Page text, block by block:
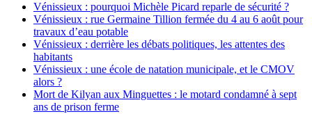
Vénissieux : pourquoi Michèle Picard reparle de sécurité ?
Vénissieux : rue Germaine Tillion fermée du 4 au 6 août pour
travaux d’eau potable
Vénissieux : derrière les débats politiques, les attentes des
habitants
Vénissieux : une école de natation municipale, et le CMOV
alors ?
Mort de Kilyan aux Minguettes : le motard condamné à sept
ans de prison ferme